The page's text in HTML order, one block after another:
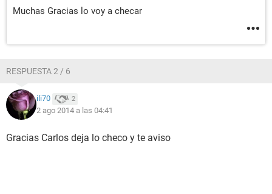
Muchas Gracias lo voy a checar
RESPUESTA 2 / 6
ili70 2
2 ago 2014 a las 04:41
Gracias Carlos deja lo checo y te aviso